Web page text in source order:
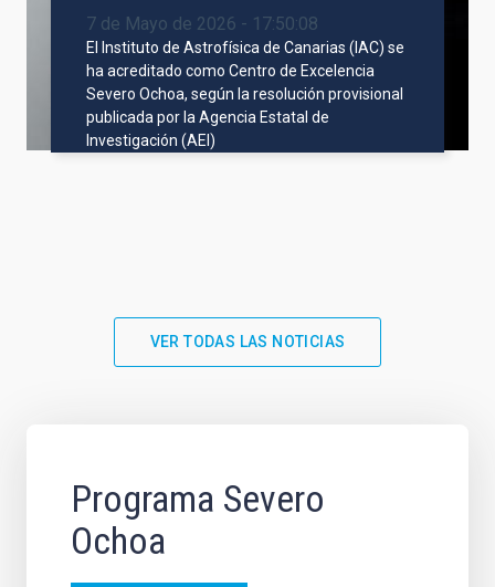
7 de Mayo de 2026 - 17:50:08
El Instituto de Astrofísica de Canarias (IAC) se
ha acreditado como Centro de Excelencia
Severo Ochoa, según la resolución provisional
publicada por la Agencia Estatal de
Investigación (AEI)
VER TODAS LAS NOTICIAS
Programa Severo
Ochoa